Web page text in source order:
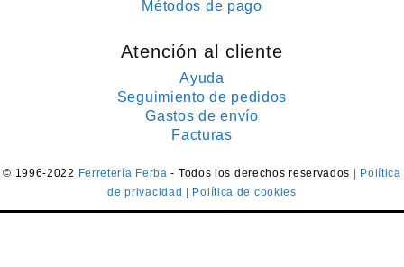
Métodos de pago
Atención al cliente
Ayuda
Seguimiento de pedidos
Gastos de envío
Facturas
© 1996-2022 Ferretería Ferba- Todos los derechos reservados
| Política
de privacidad
| Política de cookies